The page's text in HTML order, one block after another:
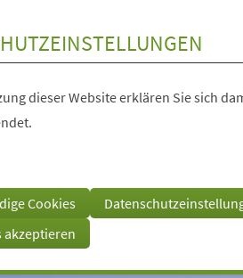
dieser Website erklären Sie sich
Cookies
akzeptieren